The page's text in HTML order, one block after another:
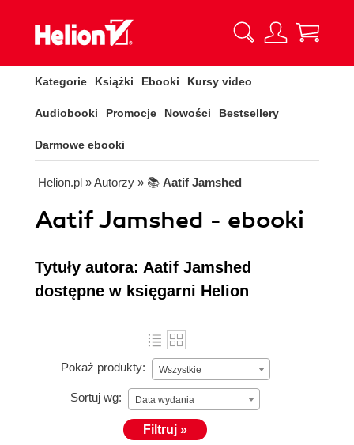
Kategorie Książki Ebooki Kursy video
Audiobooki Promocje Nowości Bestsellery
Darmowe ebooki
Helion.pl » Autorzy » 📚 Aatif Jamshed
Aatif Jamshed - ebooki
Tytuły autora: Aatif Jamshed
dostępne w księgarni Helion
Pokaż produkty: Wszystkie
Sortuj wg: Data wydania
Filtruj »